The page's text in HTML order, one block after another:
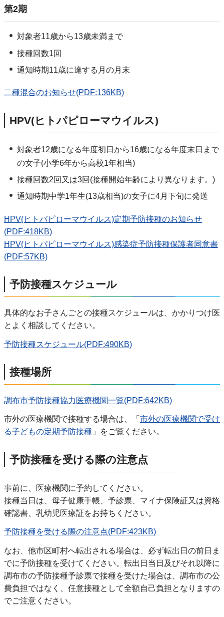
第2期
対象者11歳から13歳未満まで
接種回数1回
通知時期11歳に達する月の月末
二種混合のお知らせ(PDF:136KB)
HPV(ヒトパピローマウイルス)
対象者12歳になる年度初日から16歳になる年度末日まで
の女子(小学6年から高校1年相当)
接種回数2回又は3回(接種開始年齢により異なります。)
通知時期中学1年生(13歳相当)の女子に4月下旬に発送
HPV(ヒトパピローマウイルス)定期予防接種のお知らせ
(PDF:418KB)
HPV(ヒトパピローマウイルス)感染症予防接種保護者同意書
(PDF:57KB)
予防接種スケジュール
具体的なお子さんごとの接種スケジュールは、かかりつけ医
とよく相談してください。
予防接種スケジュール(PDF:490KB)
接種場所
調布市予防接種協力医療機関一覧(PDF:642KB)
市外の医療機関で接種する場合は、「 市外の医療機関で受け
る子どもの定期予防接種 」をご覧ください。
予防接種を受ける際の注意点
事前に、医療機関に予約してください。
接種当日は、母子健康手帳、予診票、マイナ保険証又は資格
確認書、乳幼児医療証をお持ちください。
予防接種を受ける際の注意点(PDF:423KB)
なお、他市区町村へ転出される場合は、必ず転出日の前日ま
でに予防接種を受けてください。転出日当日及びそれ以降に
調布市の予防接種予診票で接種を受けた場合は、調布市の公
費負担ではなく、任意接種として全額自己負担となりますの
でご注意ください。